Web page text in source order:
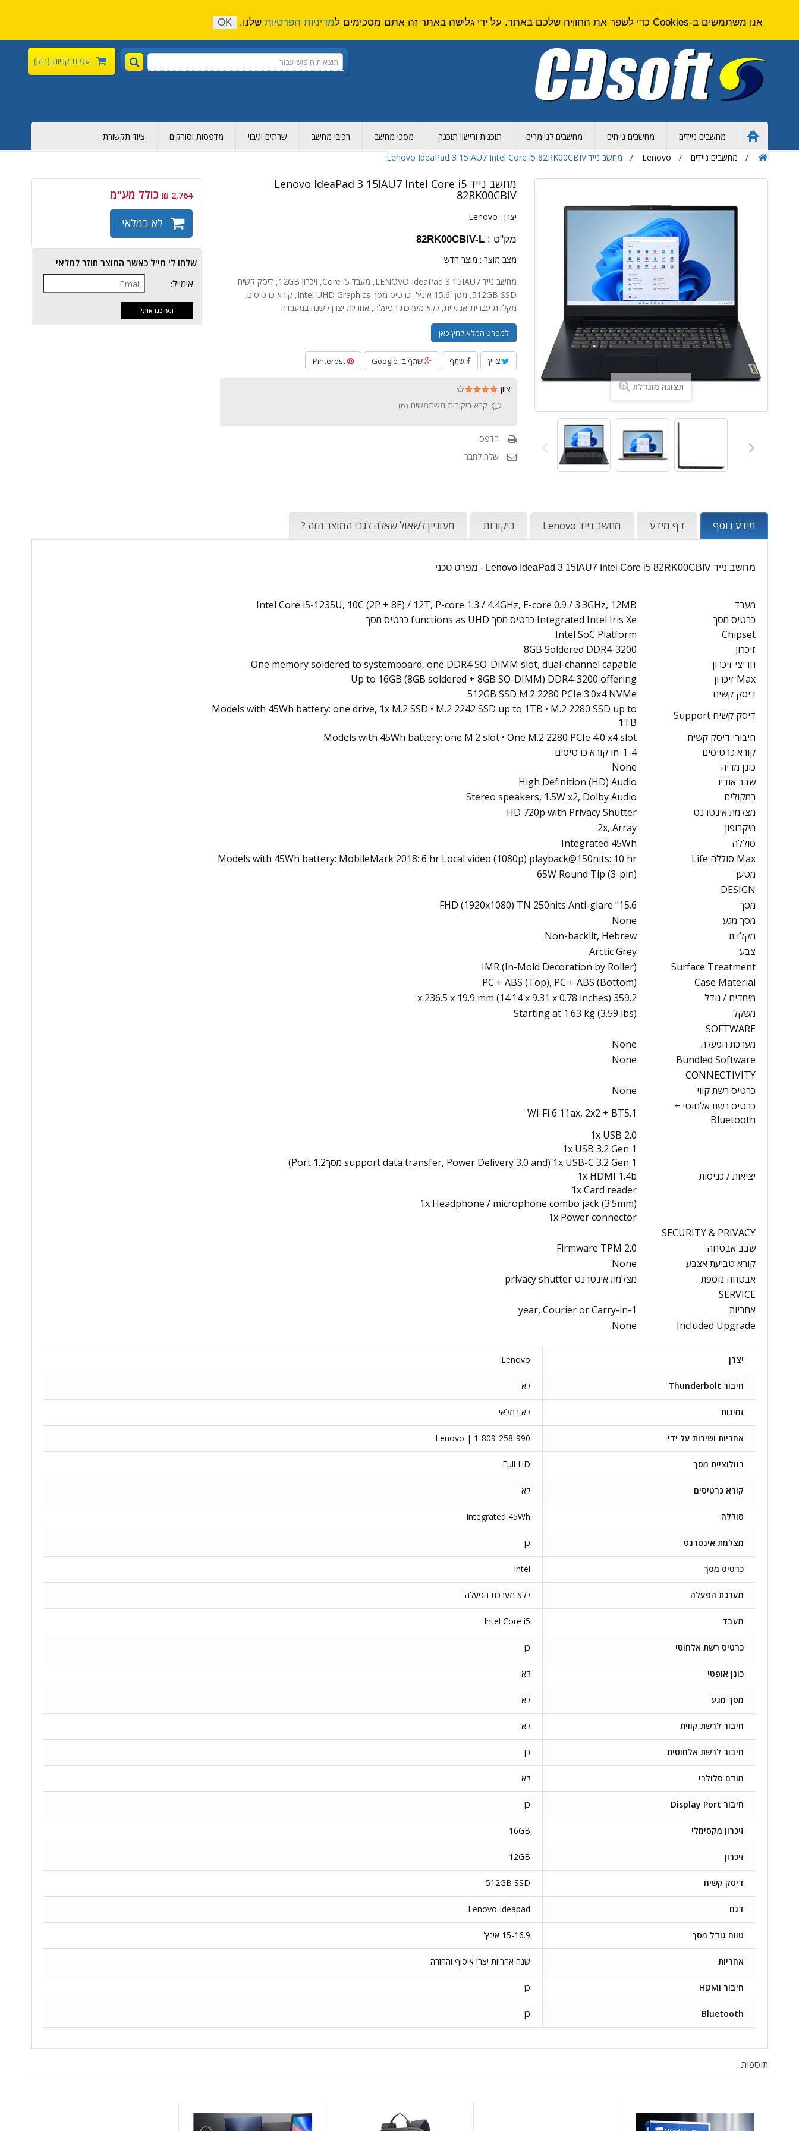
עגלת קניות (ריק)
Home
Page
מחשבים ניידים מחשבים נייחים מחשבים לגיימרים תוכנות ורישוי תוכנה מסכי מחשב רכיבי מחשב שרתים וגיבוי מדפסות וסורקים
ציוד תקשורת
מחשבים ניידים
Lenovo מחשב נייד Lenovo IdeaPad 3 15IAU7 Intel Core i5 82RK00CBIV
תצוגה מוגדלת
מחשב נייד Lenovo IdeaPad 3 15IAU7 Intel Core i5
82RK00CBIV
יצרן : Lenovo
מק"ט : 82RK00CBIV-L
מצב מוצר : מוצר חדש
מחשב נייד LENOVO IdeaPad 3 15IAU7, מעבד Core i5, זיכרון 12GB, דיסק קשיח
512GB SSD, מסך 15.6 אינץ', כרטיס מסך Intel UHD Graphics, קורא כרטיסים,
מקלדת עברית-אנגלית, ללא מערכת הפעלה, אחריות יצרן לשנה במעבדה
למפרט המלא לחץ כאן
צייץ שתף שתף ב- Google Pinterest
ציון
קרא ביקורות משתמשים (6
)
הדפס
שלח לחבר
2,764 ₪
כולל מע"מ
לא במלאי
שלחו לי מייל כאשר המוצר חוזר למלאי
אימייל:
מידע נוסף דף מידע מחשב נייד Lenovo ביקורות מעוניין לשאול שאלה לגבי המוצר הזה ?
מחשב נייד Lenovo IdeaPad 3 15IAU7 Intel Core i5 82RK00CBIV - מפרט טכני
מעבד
Intel Core i5-1235U, 10C (2P + 8E) / 12T, P-core 1.3 / 4.4GHz, E-core 0.9 / 3.3GHz, 12MB
כרטיס מסך
Integrated Intel Iris Xe כרטיס מסך functions as UHD כרטיס מסך
Chipset
Intel SoC Platform
זיכרון
8GB Soldered DDR4-3200
חריצי זיכרון
One memory soldered to systemboard, one DDR4 SO-DIMM slot, dual-channel capable
Max זיכרון
Up to 16GB (8GB soldered + 8GB SO-DIMM) DDR4-3200 offering
דיסק קשיח
512GB SSD M.2 2280 PCIe 3.0x4 NVMe
דיסק קשיח Support
Models with 45Wh battery: one drive, 1x M.2 SSD • M.2 2242 SSD up to 1TB • M.2 2280 SSD up to
1TB
חיבורי דיסק קשיח
Models with 45Wh battery: one M.2 slot • One M.2 2280 PCIe 4.0 x4 slot
קורא כרטיסים
4-in-1 קורא כרטיסים
כונן מדיה
None
שבב אודיו
High Definition (HD) Audio
רמקולים
Stereo speakers, 1.5W x2, Dolby Audio
מצלמת אינטרנט
HD 720p with Privacy Shutter
מיקרופון
2x, Array
סוללה
Integrated 45Wh
Max סוללה Life
Models with 45Wh battery: MobileMark 2018: 6 hr Local video (1080p) playback@150nits: 10 hr
מטען
65W Round Tip (3-pin)
DESIGN
מסך
15.6" FHD (1920x1080) TN 250nits Anti-glare
מסך מגע
None
מקלדת
Non-backlit, Hebrew
צבע
Arctic Grey
Surface Treatment
IMR (In-Mold Decoration by Roller)
Case Material
PC + ABS (Top), PC + ABS (Bottom)
מימדים / גודל
359.2 x 236.5 x 19.9 mm (14.14 x 9.31 x 0.78 inches)
משקל
Starting at 1.63 kg (3.59 lbs)
SOFTWARE
מערכת הפעלה
None
Bundled Software
None
CONNECTIVITY
כרטיס רשת קווי
None
כרטיס רשת אלחוטי +
Bluetooth
Wi-Fi 6 11ax, 2x2 + BT5.1
יציאות / כניסות
1x USB 2.0
1x USB 3.2 Gen 1
1x USB-C 3.2 Gen 1 (support data transfer, Power Delivery 3.0 and מסךPort 1.2)
1x HDMI 1.4b
1x Card reader
1x Headphone / microphone combo jack (3.5mm)
1x Power connector
SECURITY & PRIVACY
שבב אבטחה
Firmware TPM 2.0
קורא טביעת אצבע
None
אבטחה נוספת
מצלמת אינטרנט privacy shutter
SERVICE
אחריות
1-year, Courier or Carry-in
Included Upgrade
None
יצרן Lenovo
חיבור Thunderbolt לא
זמינות לא במלאי
אחריות ושירות על ידי Lenovo | 1-809-258-990
רזולוציית מסך Full HD
קורא כרטיסים לא
סוללה Integrated 45Wh
מצלמת אינטרנט כן
כרטיס מסך Intel
מערכת הפעלה ללא מערכת הפעלה
מעבד Intel Core i5
כרטיס רשת אלחוטי כן
כונן אופטי לא
מסך מגע לא
חיבור לרשת קווית לא
חיבור לרשת אלחוטית כן
מודם סלולרי לא
חיבור Display Port כן
זיכרון מקסימלי 16GB
זיכרון 12GB
דיסק קשיח 512GB SSD
דגם Lenovo Ideapad
טווח גודל מסך 15-16.9 אינץ'
אחריות שנה אחריות יצרן איסוף והחזרה
חיבור HDMI כן
Bluetooth כן
תוספות
אנו משתמשים ב-Cookies כדי לשפר את החוויה שלכם באתר. על ידי גלישה באתר זה אתם מסכימים ל מדיניות הפרטיות שלנו. OK